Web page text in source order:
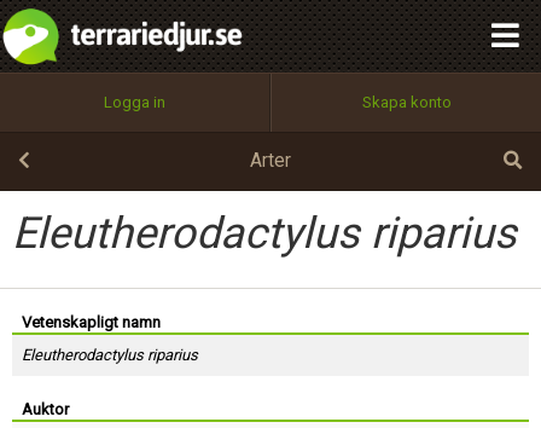
Logga in Skapa konto
Arter
Eleutherodactylus riparius
Vetenskapligt namn
Eleutherodactylus riparius
Auktor
Utför
100%
OK
integritetspolicy
Namn:
Epost:
Lösenord:
Begär nytt lösenord
Tillbaka till förstasidan